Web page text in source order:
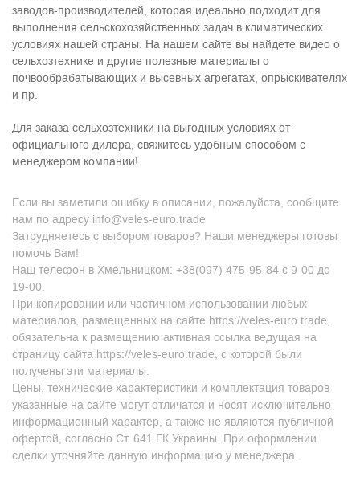
заводов-производителей, которая идеально подходит для
выполнения сельскохозяйственных задач в климатических
условиях нашей страны. На нашем сайте вы найдете видео о
сельхозтехнике и другие полезные материалы о
почвообрабатывающих и высевных агрегатах, опрыскивателях
и пр.
Для заказа сельхозтехники на выгодных условиях от
официального дилера, свяжитесь удобным способом с
менеджером компании!
Если вы заметили ошибку в описании, пожалуйста, сообщите
нам по адресу info@veles-euro.trade
Затрудняетесь с выбором товаров? Наши менеджеры готовы
помочь Вам!
Наш телефон в Хмельницком: +38(097) 475-95-84 с 9-00 до
19-00.
При копировании или частичном использовании любых
материалов, размещенных на сайте https://veles-euro.trade,
обязательна к размещению активная ссылка ведущая на
страницу сайта https://veles-euro.trade, с которой были
получены эти материалы.
Цены, технические характеристики и комплектация товаров
указанные на сайте могут отличатся и носят исключительно
информационный характер, а также не являются публичной
офертой, согласно Ст. 641 ГК Украины. При оформлении
сделки уточняйте данную информацию у менеджера.